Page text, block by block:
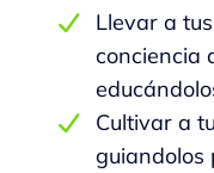
Llevar a
conciencia
Cultivar a
guiandolos